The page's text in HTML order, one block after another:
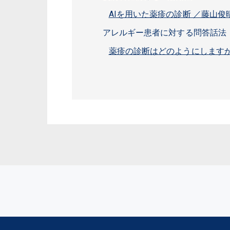
AIを用いた薬疹の診断 ／藤山俊
アレルギー患者に対する問答話法
薬疹の診断はどのようにします